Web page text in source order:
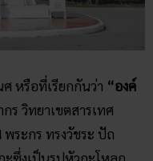
งในศิษย์คนสำคัญของ
เดินทางโดยรถส่วนตัวได้
ทางได้แก่
ช้เส้นทางสายธนบุรี-